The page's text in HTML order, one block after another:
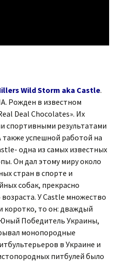
Wild Storm aka Castle.
Рожден в известном
Deal Chocolates». Их
спортивными результатами
успешной работой на
одна из самых известных
Он дал этому миру около
стран в спорте и
собак, прекрасно
У Castle множество
коротко, то он: дваждый
Победитель Украины,
монопородные
в Украине и
питбулей было